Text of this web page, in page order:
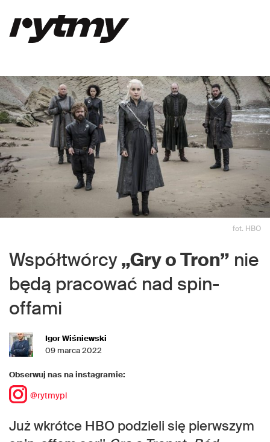
fot. HBO
Współtwórcy„Gry o Tron” nie
będą pracować nad spin-
offami
Igor Wiśniewski
09 marca 2022
Obserwuj nas na instagramie:
@rytmypl
Już wkrótce HBO podzieli się pierwszym